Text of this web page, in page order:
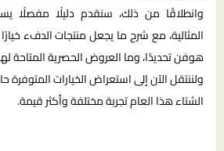
وانطلاقًا من ذلك، سنقدم دليلًا مفصلًا
المثالية، مع شرح ما يجعل منتجات الدفء خيارًا
هوفن تحديدًا، وما العروض الحصرية المتاحة
ولننتقل الآن إلى استعراض الخيارات المتوفرة
الشتاء هذا العام تجربة مختلفة وأكثر قيمة.